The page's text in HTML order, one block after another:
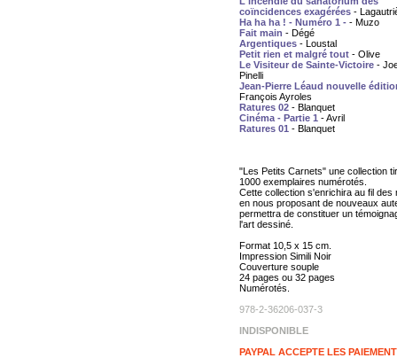
coïncidences exagérées -
Ha ha ha ! - Numéro 1 - - Muzo
Fait main - Dégé
Argentiques - Loustal
Petit rien et malgré tout - Olive
Le Visiteur de Sainte-Victoire -
Pinelli
Jean-Pierre Léaud nouvelle
François Ayroles
Ratures 02 - Blanquet
Cinéma - Partie 1 - Avril
Ratures 01 - Blanquet
"Les Petits Carnets" une collection
1000 exemplaires numérotés.
Cette collection s'enrichira au fil des
en nous proposant de nouveaux
permettra de constituer un
l'art dessiné.
Format 10,5 x 15 cm.
Impression Simili Noir
Couverture souple
24 pages ou 32 pages
Numérotés.
978-2-36206-037-3
INDISPONIBLE
PAYPAL ACCEPTE LES